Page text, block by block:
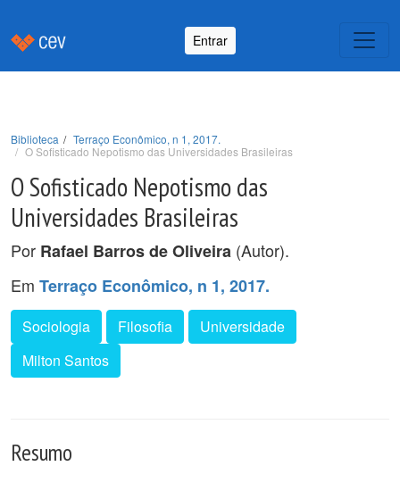
Entrar
Biblioteca
Terraço Econômico, n 1, 2017.
O Sofisticado Nepotismo das Universidades Brasileiras
O Sofisticado Nepotismo das
Universidades Brasileiras
Por Rafael Barros de Oliveira (Autor).
Em Terraço Econômico, n 1, 2017.
Sociologia Filosofia
Universidade
Milton Santos
Resumo